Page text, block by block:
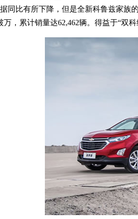
同比有所下降，但是全新科鲁兹家族
万，累计销量达62,462辆。得益于“双